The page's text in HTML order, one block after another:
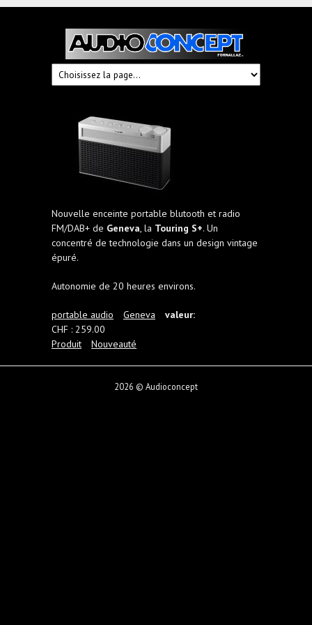
Audioconcept
Fornallaz
Nouvelle enceinte portable blutooth et radio
FM/DAB+ de Geneva , la Touring S+. Un
concentré de technologie dans un design vintage
épuré.
Autonomie de 20 heures environs.
portable audio Geneva
valeur:
CHF : 259.00
Produit
Nouveauté
2026 © Audioconcept